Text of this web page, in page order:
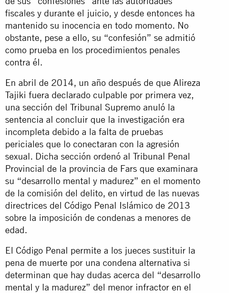
fiscales y durante el juicio, y desde entonces ha
mantenido su inocencia en todo momento. No
obstante, pese a ello, su “confesión” se admitió
como prueba en los procedimientos penales
contra él.
En abril de 2014, un año después de que Alireza
Tajiki fuera declarado culpable por primera vez,
una sección del Tribunal Supremo anuló la
sentencia al concluir que la investigación era
incompleta debido a la falta de pruebas
periciales que lo conectaran con la agresión
sexual. Dicha sección ordenó al Tribunal Penal
Provincial de la provincia de Fars que examinara
su “desarrollo mental y madurez” en el momento
de la comisión del delito, en virtud de las nuevas
directrices del Código Penal Islámico de 2013
sobre la imposición de condenas a menores de
edad.
El Código Penal permite a los jueces sustituir la
pena de muerte por una condena alternativa si
determinan que hay dudas acerca del “desarrollo
mental y la madurez” del menor infractor en el